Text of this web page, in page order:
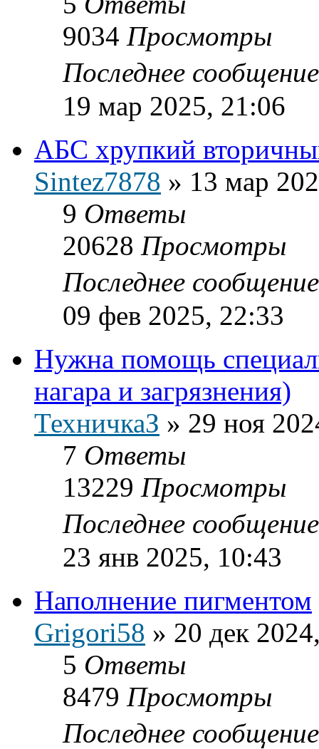
9034 Просмотры
Последнее
19 мар 2025, 21:06
АБС хрупкий
Sintez7878 » 13 мар
9 Ответы
20628 Просмотры
Последнее
09 фев 2025, 22:33
Нужна помощь
нагара и загрязнения)
ТехничкаЗ » 29 ноя
7 Ответы
13229 Просмотры
Последнее
23 янв 2025, 10:43
Наполнение пигментом
Grigori58 » 20 дек
5 Ответы
8479 Просмотры
Последнее